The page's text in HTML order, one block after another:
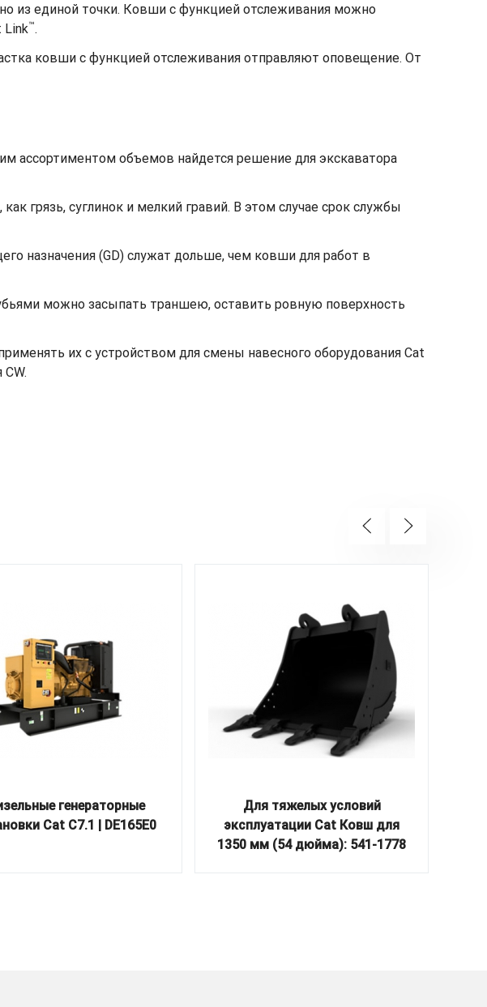
из единой точки. Ковши с функцией отслеживания можно
Link™.
ковши с функцией отслеживания отправляют оповещение. От
ассортиментом объемов найдется решение для экскаватора
грязь, суглинок и мелкий гравий. В этом случае срок службы
назначения (GD) служат дольше, чем ковши для работ в
можно засыпать траншею, оставить ровную поверхность
их с устройством для смены навесного оборудования Cat
генераторные
Cat C7.1 | DE165E0
Для тяжелых условий
эксплуатации Cat Ковш для
1350 мм (54 дюйма): 541-1778